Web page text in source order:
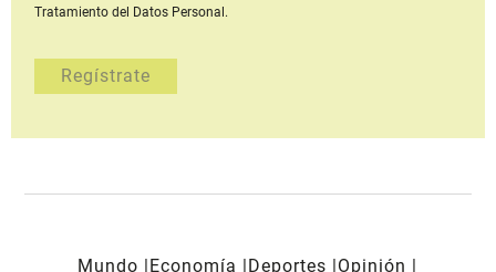
Tratamiento del Datos Personal.
Mundo Economía Deportes
Opinión